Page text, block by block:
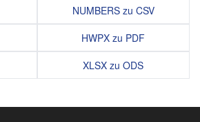
NUMBERS zu CSV
HWPX zu PDF
XLSX zu ODS